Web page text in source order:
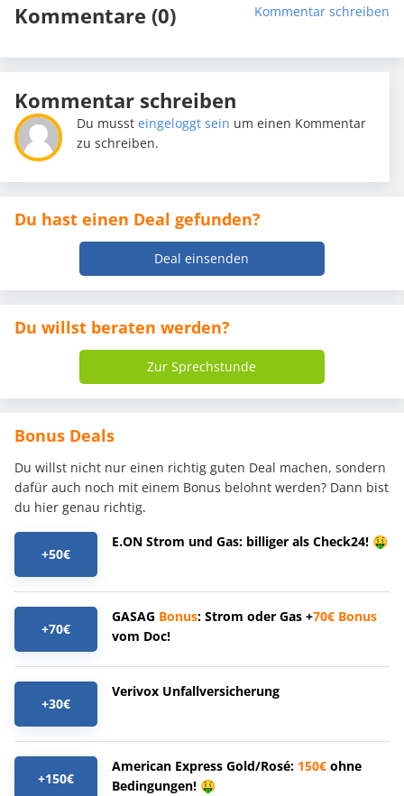
Kommentare (0) Kommentar schreiben
Kommentar schreiben
Du mussteingeloggt sein um einen Kommentar
zu schreiben.
Du hast einen Deal gefunden?
Deal einsenden
Du willst beraten werden?
Zur Sprechstunde
Bonus Deals
Du willst nicht nur einen richtig guten Deal machen, sondern
dafür auch noch mit einem Bonus belohnt werden? Dann bist
du hier genau richtig.
+50€
E.ON Strom und Gas: billiger als Check24! 🤑
+70€
GASAG Bonus: Strom oder Gas +70€ Bonus
vom Doc!
+30€
Verivox Unfallversicherung
+150€
American Express Gold/Rosé: 150€ ohne
Bedingungen! 🤑